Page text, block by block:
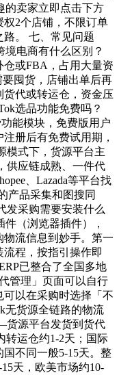
的卖家立即点击下方
2个店铺，不限订单
。 七、常见问题
境电商有什么区别？
或FBA，占用大量资
囤货，店铺出单后再
代或转运仓，资金压
选品功能免费吗？
能模块，免费版用户
册后有免费试用期，
模式下，货源平台主
供应链成熟、一件代
、Lazada等平台找
产品采集和图搜同
发采购需要安装什么
（浏览器插件），
流信息到妙手。第一
程，按指引操作即
已整合了全国多地
管理」页面可以自行
以在采购时选择「不
无货源全链路的物流
源平台发货到货代
转运仓约1-2天；国际
不同一般5-15天。整
天，欧美市场约10-